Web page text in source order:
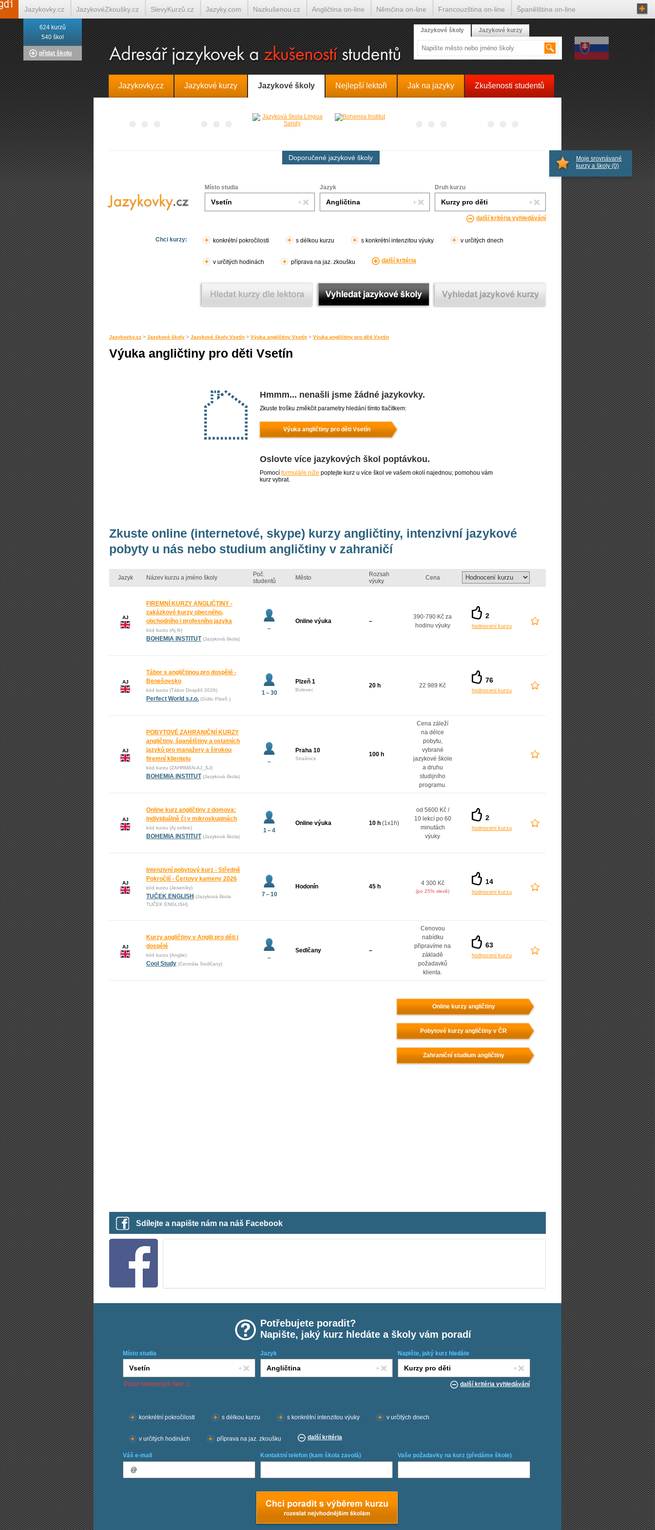
Jazykovky.cz Jazykové kurzy Jazykové školy Nejlepší lektoři Jak na jazyky Zkušenosti studentů
Doporučené jazykové školy
Místo studia Jazyk Druh kurzu
další kritéria vyhledávání
Chci kurzy: konkrétní pokročilosti s délkou kurzu s konkrétní intenzitou výuky v určitých dnech
v určitých hodinách příprava na jaz. zkoušku další kritéria
Jazykovky.cz > Jazykové školy > Jazykové školy Vsetín > Výuka angličtiny Vsetín > Výuka angličtiny pro děti Vsetín
Výuka angličtiny pro děti Vsetín
Hmmm... nenašli jsme žádné jazykovky.
Zkuste trošku změkčit parametry hledání tímto tlačítkem:
Výuka angličtiny pro děti Vsetín
Oslovte více jazykových škol poptávkou.
Pomocí formuláře níže poptejte kurz u více škol ve vašem okolí najednou; pomohou vám
kurz vybrat.
Zkuste online (internetové, skype) kurzy angličtiny, intenzivní jazykové
pobyty u nás nebo studium angličtiny v zahraničí
Jazyk Název kurzu a jméno školy
Poč.
studentů
Město
Rozsah
výuky
Cena
AJ
FIREMNÍ KURZY ANGLIČTINY -
zakázkové kurzy obecného,
obchodního i profesního jazyka
kód kurzu (Aj fir)
BOHEMIA INSTITUT (Jazyková škola)
–
Online výuka –
390-790 Kč za
hodinu výuky
2
hodnocení kurzu
AJ
Tábor s angličtinou pro dospělé -
Benešovsko
kód kurzu (Tábor Dospělí 2026)
Perfect World s.r.o. (Sídlo Plzeň )
1 – 30
Plzeň 1
Bolevec
20 h 22 989 Kč
76
hodnocení kurzu
AJ
POBYTOVÉ ZAHRANIČNÍ KURZY
angličtiny, španělštiny a ostatních
jazyků pro manažery a širokou
firemní klientelu
kód kurzu (ZAHRMAN-AJ_SJ)
BOHEMIA INSTITUT (Jazyková škola)
–
Praha 10
Strašnice
100 h
Cena záleží
na délce
pobytu,
vybrané
jazykové škole
a druhu
studijního
programu.
AJ
Online kurz angličtiny z domova:
individuálně či v mikroskupinách
kód kurzu (Aj online)
BOHEMIA INSTITUT (Jazyková škola)
1 – 4
Online výuka 10 h (1x1h)
od 5600 Kč /
10 lekcí po 60
minutách
výuky
2
hodnocení kurzu
AJ
Intenzivní pobytový kurz - Středně
Pokročilí - Čertovy kameny 2026
kód kurzu (Jeseníky)
TUČEK ENGLISH (Jazyková škola
TUČEK ENGLISH)
7 – 10
Hodonín 45 h 4 300 Kč
(po 25% slevě)
14
hodnocení kurzu
AJ
Kurzy angličtiny v Anglii pro děti i
dospělé
kód kurzu (Anglie)
Cool Study (Centrála Sedlčany)
–
Sedlčany –
Cenovou
nabídku
připravíme na
základě
požadavků
klienta.
63
hodnocení kurzu
Online kurzy angličtiny
Pobytové kurzy angličtiny v ČR
Zahraniční studium angličtiny
Sdílejte a napište nám na náš Facebook
Potřebujete poradit?
Napište, jaký kurz hledáte a školy vám poradí
Místo studia Jazyk Napište, jaký kurz hledáte
Počet nalezených škol: 2 další kritéria vyhledávání
konkrétní pokročilosti
s délkou kurzu s konkrétní intenzitou výuky v určitých dnech
v určitých hodinách příprava na jaz. zkoušku další kritéria
Váš e-mail Kontaktní telefon (kam škola zavolá) Vaše požadavky na kurz (předáme škole)
Moje srovnávané
kurzy a školy (0)
624 kurzů
540 škol
přidat školu
Jazykové školy Jazykové kurzy
Jazykovky.cz JazykovéZkoušky.cz SlevyKurzů.cz Jazyky.com Nazkušenou.cz Angličtina on-line Němčina on-line Francouzština on-line Španělština on-line
Italština on-line Tlumočení-Překlady.cz Překládá.cz Tlumočí.cz